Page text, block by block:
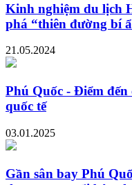
Kinh nghiệm du lịch
phá “thiên đường bí
21.05.2024
Phú Quốc - Điểm
quốc tế
03.01.2025
Gần sân bay Phú